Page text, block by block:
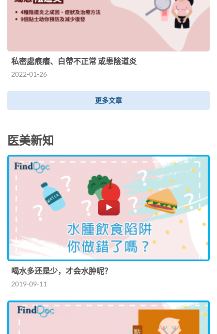
私密處痕癢、白帶不正常 或患陰道炎
2022-01-26
更多文章
医美新知
喝水多还是少，才会水肿呢？
2019-09-11